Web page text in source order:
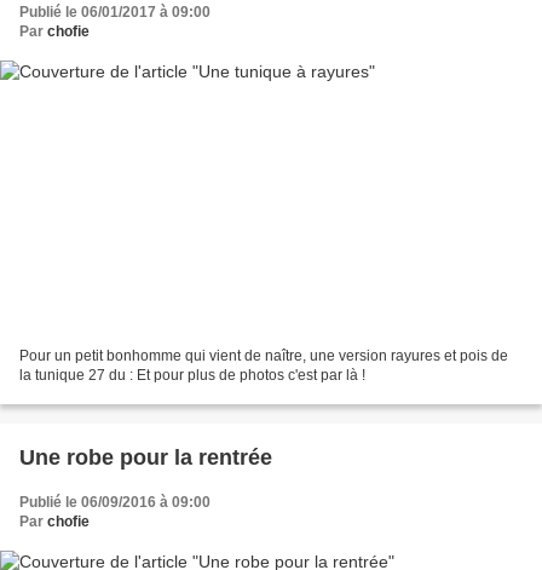
Publié le 06/01/2017 à 09:00
Par chofie
Pour un petit bonhomme qui vient de naître, une version rayures et pois de
la tunique 27 du : Et pour plus de photos c'est par là !
Une robe pour la rentrée
Publié le 06/09/2016 à 09:00
Par chofie